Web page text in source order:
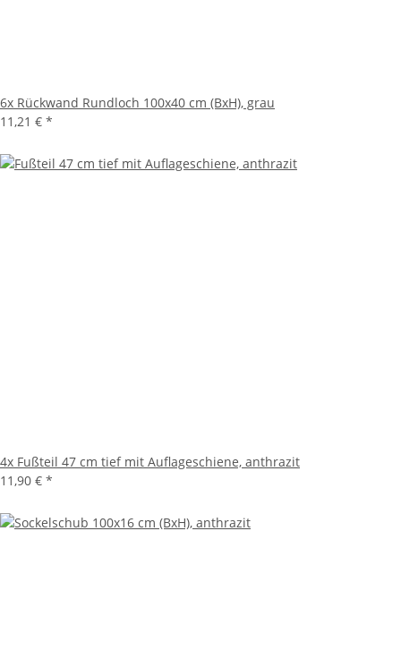
6x Rückwand Rundloch 100x40 cm (BxH), grau
11,21 € *
4x Fußteil 47 cm tief mit Auflageschiene, anthrazit
11,90 € *